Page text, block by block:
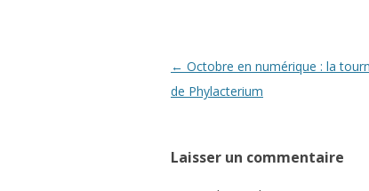
Navigation
des
← Octobre en numérique : la
de Phylacterium
Laisser un commentaire